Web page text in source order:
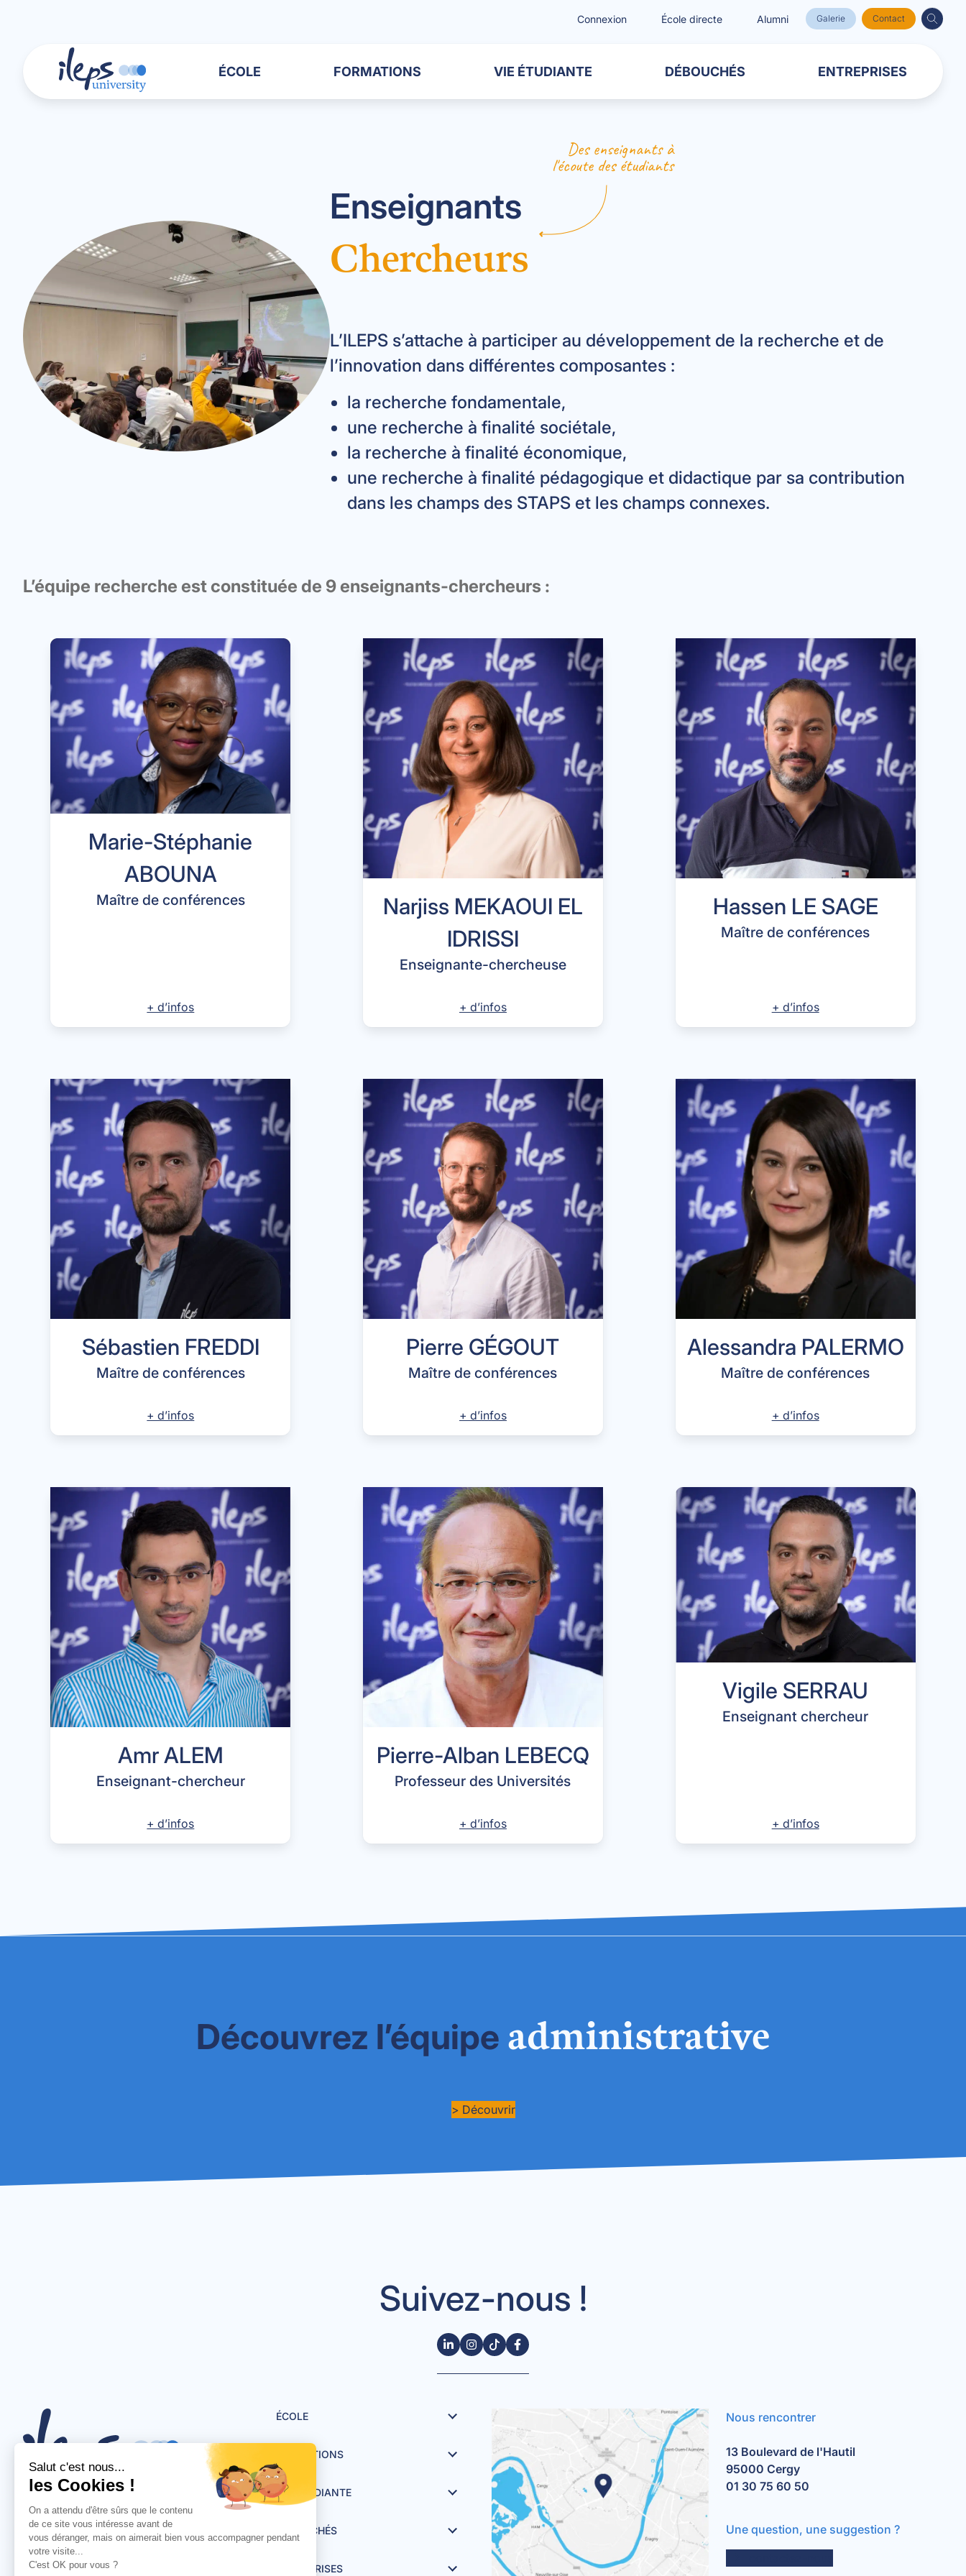
Connexion École directe Alumni Galerie Contact
ÉCOLE FORMATIONS VIE ÉTUDIANTE DÉBOUCHÉS ENTREPRISES
Enseignants
Chercheurs
L’ILEPS s’attache à participer au développement de la recherche et de
l’innovation dans différentes composantes :
la recherche fondamentale,
une recherche à finalité sociétale,
la recherche à finalité économique,
une recherche à finalité pédagogique et didactique par sa contribution
dans les champs des STAPS et les champs connexes.
L’équipe recherche est constituée de 9 enseignants-chercheurs :
Marie-Stéphanie
ABOUNA
Maître de conférences
+ d’infos
Narjiss MEKAOUI EL
IDRISSI
Enseignante-chercheuse
+ d’infos
Hassen LE SAGE
Maître de conférences
+ d’infos
Sébastien FREDDI
Maître de conférences
+ d’infos
Pierre GÉGOUT
Maître de conférences
+ d’infos
Alessandra PALERMO
Maître de conférences
+ d’infos
Amr ALEM
Enseignant-chercheur
+ d’infos
Pierre-Alban LEBECQ
Professeur des Universités
+ d’infos
Vigile SERRAU
Enseignant chercheur
+ d’infos
Découvrez l’équipe administrative
> Découvrir
Suivez-nous !
École Supérieure des Métiers
du Sport et de l'Enseignement
en savoir +
ÉCOLE
FORMATIONS
VIE ÉTUDIANTE
DÉBOUCHÉS
ENTREPRISES
Nous rencontrer
13 Boulevard de l'Hautil
95000 Cergy
01 30 75 60 50
Une question, une suggestion ?
Des enseignants à
l'écoute des étudiants